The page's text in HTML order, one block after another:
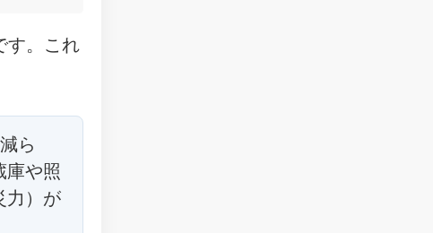
す。これ
ら
庫や照
力）が